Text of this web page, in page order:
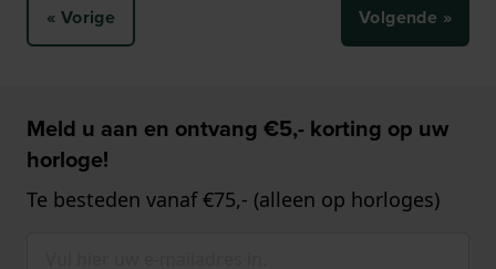
« Vorige Volgende »
Meld u aan en ontvang €5,- korting op uw
horloge!
Te besteden vanaf €75,- (alleen op horloges)